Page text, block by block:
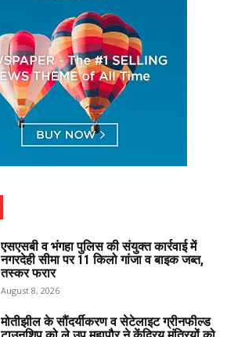
एसएसबी व भंगहा पुलिस की संयुक्त कार्रवाई में
नगरदेही सीमा पर 11 किलो गांजा व बाइक जब्त,
तस्कर फरार
August 8, 2026
मोतीझील के सौंदर्यीकरण व सेटेलाइट ग्रीनफील्ड